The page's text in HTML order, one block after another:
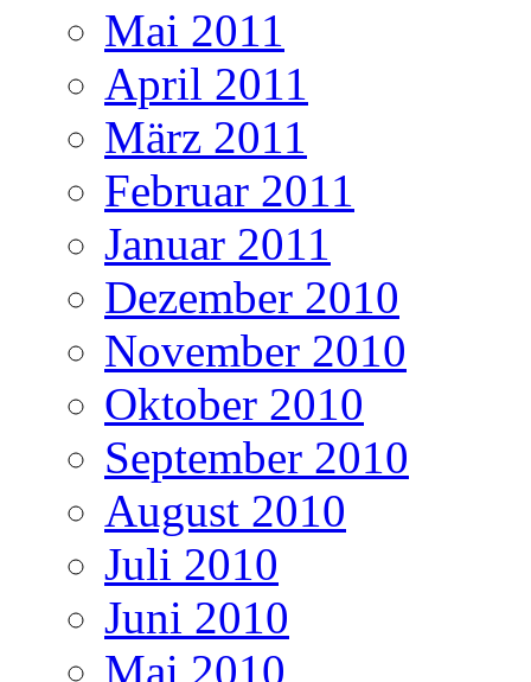
Mai 2011
April 2011
März 2011
Februar 2011
Januar 2011
Dezember 2010
November 2010
Oktober 2010
September 2010
August 2010
Juli 2010
Juni 2010
Mai 2010